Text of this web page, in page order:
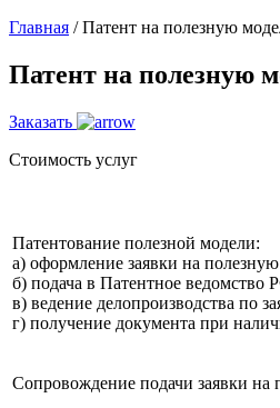
Главная /Патент на полезную
Патент на полезную
Заказать
Стоимость услуг
Патентование полезной модели:
а) оформление заявки на
б) подача в Патентное ведомство
в) ведение делопроизводства по
г) получение документа при
Сопровождение подачи заявки на